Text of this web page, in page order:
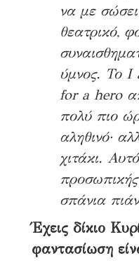
να με
θεατρικό,
ύμνος. Το I
for a hero
πολύ πιο
αληθινό·
χιτάκι.
σπάνια
Έχεις δίκιο
φαντασίωση